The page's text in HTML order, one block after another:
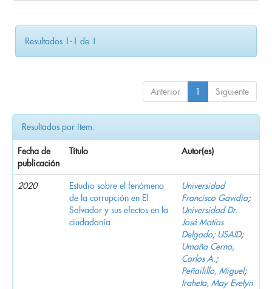
Resultados 1-1 de 1.
Anterior 1 Siguiente
Resultados por ítem:
Fecha de
publicación
Título Autor(es)
2020
Estudio sobre el fenómeno
de la corrupción en El
Salvador y sus efectos en la
ciudadanía
Universidad
Francisco Gavidia;
Universidad Dr.
José Matías
Delgado; USAID;
Umaña Cerna,
Carlos A.;
Peñailillo, Miguel;
Iraheta, May Evelyn